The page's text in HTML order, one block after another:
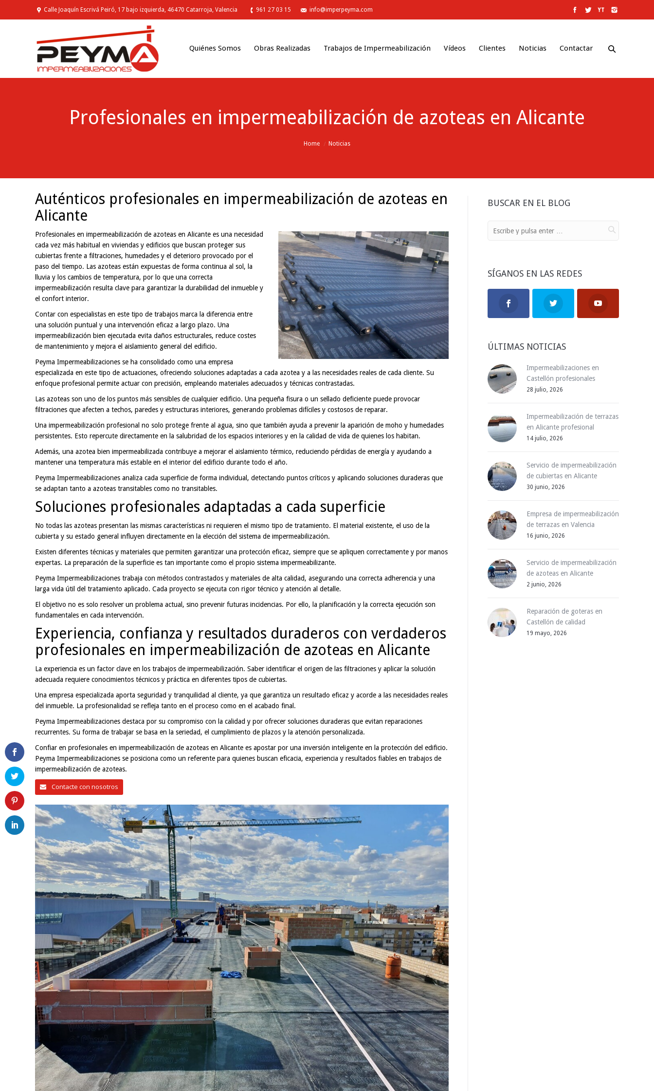
Calle Joaquín Escrivá Peiró, 17 bajo izquierda, 46470 Catarroja, Valencia 961 27 03 15 info@imperpeyma.com
Quiénes Somos Obras Realizadas Trabajos de Impermeabilización Vídeos Clientes Noticias Contactar
Profesionales en impermeabilización de azoteas en Alicante
Home Noticias
Auténticos profesionales en impermeabilización de azoteas en
Alicante
Profesionales en impermeabilización de azoteas en Alicante es una necesidad
cada vez más habitual en viviendas y edificios que buscan proteger sus
cubiertas frente a filtraciones, humedades y el deterioro provocado por el
paso del tiempo. Las azoteas están expuestas de forma continua al sol, la
lluvia y los cambios de temperatura, por lo que una correcta
impermeabilización resulta clave para garantizar la durabilidad del inmueble y
el confort interior.
Contar con especialistas en este tipo de trabajos marca la diferencia entre
una solución puntual y una intervención eficaz a largo plazo. Una
impermeabilización bien ejecutada evita daños estructurales, reduce costes
de mantenimiento y mejora el aislamiento general del edificio.
Peyma Impermeabilizaciones se ha consolidado como una empresa
especializada en este tipo de actuaciones, ofreciendo soluciones adaptadas a cada azotea y a las necesidades reales de cada cliente. Su
enfoque profesional permite actuar con precisión, empleando materiales adecuados y técnicas contrastadas.
Las azoteas son uno de los puntos más sensibles de cualquier edificio. Una pequeña fisura o un sellado deficiente puede provocar
filtraciones que afecten a techos, paredes y estructuras interiores, generando problemas difíciles y costosos de reparar.
Una impermeabilización profesional no solo protege frente al agua, sino que también ayuda a prevenir la aparición de moho y humedades
persistentes. Esto repercute directamente en la salubridad de los espacios interiores y en la calidad de vida de quienes los habitan.
Además, una azotea bien impermeabilizada contribuye a mejorar el aislamiento térmico, reduciendo pérdidas de energía y ayudando a
mantener una temperatura más estable en el interior del edificio durante todo el año.
Peyma Impermeabilizaciones analiza cada superficie de forma individual, detectando puntos críticos y aplicando soluciones duraderas que
se adaptan tanto a azoteas transitables como no transitables.
Soluciones profesionales adaptadas a cada superficie
No todas las azoteas presentan las mismas características ni requieren el mismo tipo de tratamiento. El material existente, el uso de la
cubierta y su estado general influyen directamente en la elección del sistema de impermeabilización.
Existen diferentes técnicas y materiales que permiten garantizar una protección eficaz, siempre que se apliquen correctamente y por manos
expertas. La preparación de la superficie es tan importante como el propio sistema impermeabilizante.
Peyma Impermeabilizaciones trabaja con métodos contrastados y materiales de alta calidad, asegurando una correcta adherencia y una
larga vida útil del tratamiento aplicado. Cada proyecto se ejecuta con rigor técnico y atención al detalle.
El objetivo no es solo resolver un problema actual, sino prevenir futuras incidencias. Por ello, la planificación y la correcta ejecución son
fundamentales en cada intervención.
Experiencia, confianza y resultados duraderos con verdaderos
profesionales en impermeabilización de azoteas en Alicante
La experiencia es un factor clave en los trabajos de impermeabilización. Saber identificar el origen de las filtraciones y aplicar la solución
adecuada requiere conocimientos técnicos y práctica en diferentes tipos de cubiertas.
Una empresa especializada aporta seguridad y tranquilidad al cliente, ya que garantiza un resultado eficaz y acorde a las necesidades reales
del inmueble. La profesionalidad se refleja tanto en el proceso como en el acabado final.
Peyma Impermeabilizaciones destaca por su compromiso con la calidad y por ofrecer soluciones duraderas que evitan reparaciones
recurrentes. Su forma de trabajar se basa en la seriedad, el cumplimiento de plazos y la atención personalizada.
Confiar en profesionales en impermeabilización de azoteas en Alicante es apostar por una inversión inteligente en la protección del edificio.
Peyma Impermeabilizaciones se posiciona como un referente para quienes buscan eficacia, experiencia y resultados fiables en trabajos de
impermeabilización de azoteas.
Contacte con nosotros
BUSCAR EN EL BLOG
SÍGANOS EN LAS REDES
ÚLTIMAS NOTICIAS
Impermeabilizaciones en
Castellón profesionales
28 julio, 2026
Impermeabilización de terrazas
en Alicante profesional
14 julio, 2026
Servicio de impermeabilización
de cubiertas en Alicante
30 junio, 2026
Empresa de impermeabilización
de terrazas en Valencia
16 junio, 2026
Servicio de impermeabilización
de azoteas en Alicante
2 junio, 2026
Reparación de goteras en
Castellón de calidad
19 mayo, 2026